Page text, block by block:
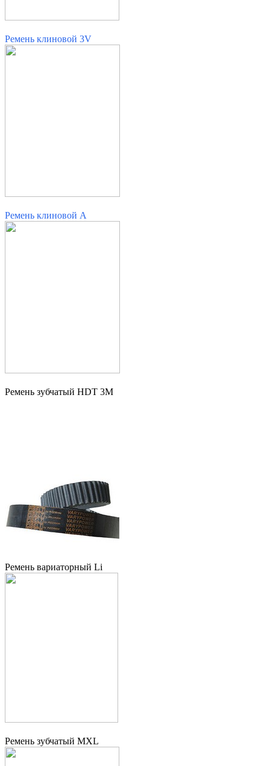
Ремень клиновой 3V
Ремень клиновой A
Ремень зубчатый HDT 3M
Ремень вариаторный Li
Ремень зубчатый MXL